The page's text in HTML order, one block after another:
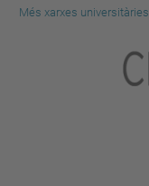
Més xarxes universitàries